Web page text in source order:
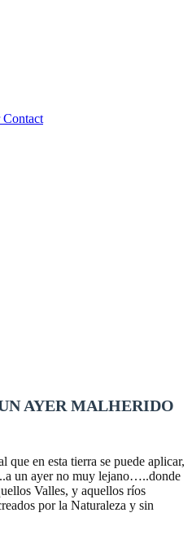
AYER MALHERIDO
en esta tierra se puede aplicar,
un ayer no muy lejano…..donde
Valles, y aquellos ríos
por la Naturaleza y sin